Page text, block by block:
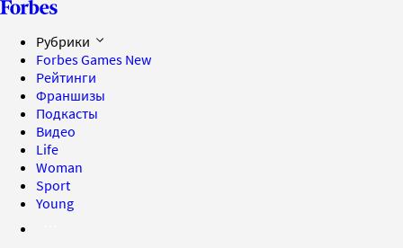
Рубрики
Forbes Games New
Рейтинги
Франшизы
Подкасты
Видео
Life
Woman
Sport
Young